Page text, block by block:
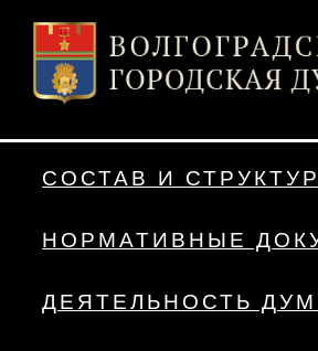
СОСТАВ И
НОРМАТИВНЫЕ
ДЕЯТЕЛЬНОСТЬ